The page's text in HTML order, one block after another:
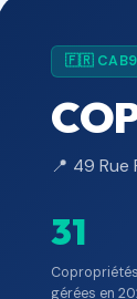
🇫🇷
📍 49
31
Copropriétés
gérées en